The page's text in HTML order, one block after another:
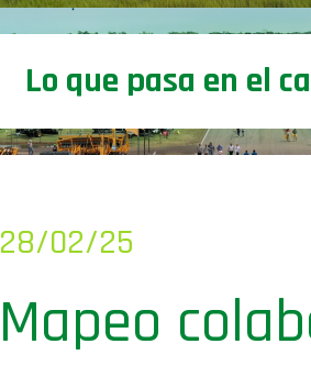
Lo que pasa en el
28/02/25
Mapeo